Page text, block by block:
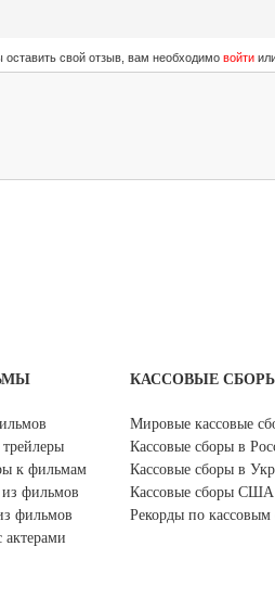
оставить свой отзыв, вам необходимо войти
к фильмам
фильмов
фильмов
КАССОВЫЕ
Мировые кассовые
Кассовые сборы в
Кассовые сборы в
Кассовые сборы США
Рекорды по кассовым